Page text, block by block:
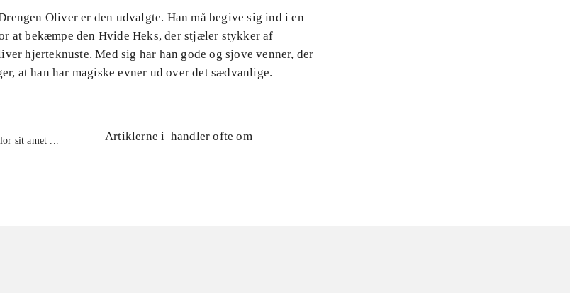
Oliver er den udvalgte. Han må begive sig ind i en
at bekæmpe den Hvide Heks, der stjæler stykker af
hjerteknuste. Med sig har han gode og sjove venner, der
at han har magiske evner ud over det sædvanlige.
sit amet ...
Artiklerne i handler ofte om